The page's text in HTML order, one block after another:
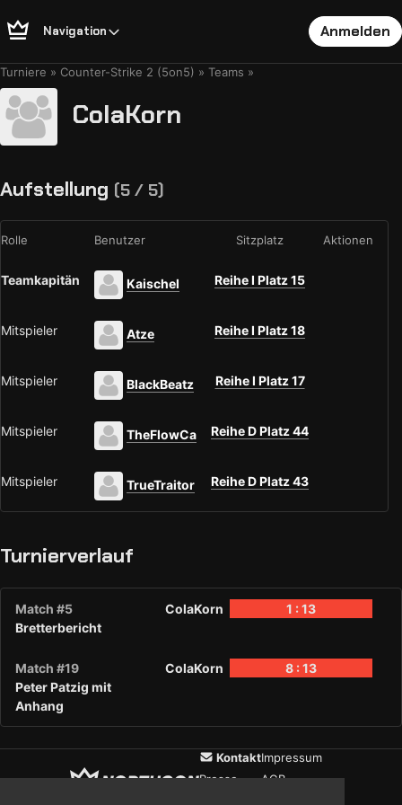
Navigation Anmelden
Turniere Counter-Strike 2 (5on5) Teams
ColaKorn
Aufstellung (5 / 5)
Rolle Benutzer Sitzplatz Aktionen
Teamkapitän Kaischel Reihe I Platz 15
Mitspieler Atze Reihe I Platz 18
Mitspieler BlackBeatz Reihe I Platz 17
Mitspieler TheFlowCa Reihe D Platz 44
Mitspieler TrueTraitor Reihe D Platz 43
Turnierverlauf
Match #5 ColaKorn
1 : 13
Bretterbericht
Match #19 ColaKorn
8 : 13
Peter Patzig mit
Anhang
Kontakt
Presse
Impressum
AGB